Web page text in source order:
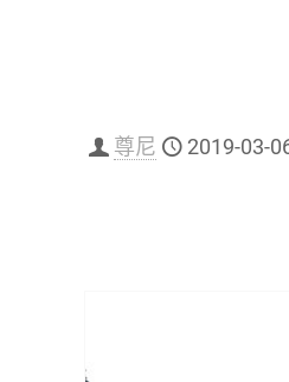
尊尼 2019-03-